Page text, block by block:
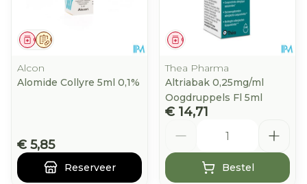
Op voorschrift
Geneesmiddel
Alcon
Alomide Collyre 5ml 0,1%
€ 5,85
Reserveer
Geneesmiddel
Thea Pharma
Altriabak 0,25mg/ml
Oogdruppels Fl 5ml
€ 14,71
Bestel